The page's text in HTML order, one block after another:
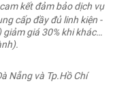
Nẵng và Tp.Hồ Chí
kết đảm bảo dịch vụ
cấp đầy đủ linh kiện -
giá 30% khi khách